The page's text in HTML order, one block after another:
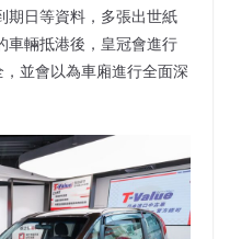
期日等資料，多張出世紙
車輛抵港後，皇冠會進行
並會以為車廂進行全面深